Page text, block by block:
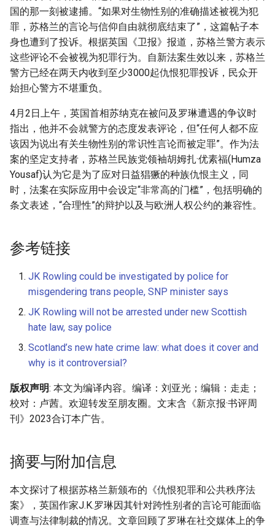
国的那一刻被逮捕。“如果对生物性别的准确描述被视为犯
罪，苏格兰的言论与信仰自由就彻底结束了”，这篇帖子本
身也遭到了投诉。根据英国《卫报》报道，苏格兰警方表示
这些评论不会被视为犯罪行为。自新法案生效以来，苏格兰
警方已经在两天内收到至少3000起仇恨犯罪投诉，民众开
始担心警方不堪重负。
4月2日上午，英国首相苏纳克在被问及罗琳遭遇的争议时
指出，他并不会就警方的态度发表评论，但“任何人都不应
该因为说出有关生物性别的常识性言论而被定罪”。作为法
案的坚定支持者，苏格兰民族党领袖胡姆扎·优素福(Humza
Yousaf)认为它是为了应对日益猖獗的种族仇恨主义，同
时，法案在实际应用中会设定“非常高的门槛”，包括明确的
条文表述，“合理性”的辩护以及与欧洲人权公约的兼容性。
参考链接
JK Rowling could be investigated by police for
misgendering trans people, SNP minister says
JK Rowling will not be arrested under new Scottish
hate law, say police
Scotland’s new hate crime law: what does it cover and
why is it controversial?
版权声明: 本文为编译内容。编译：刘亚光；编辑：走走；
校对：卢茜。欢迎转发至朋友圈。文末含《新京报·书评周
刊》2023合订本广告。
摘要与附加信息
本文探讨了根据苏格兰新颁布的《仇恨犯罪和公共秩序法
案》，英国作家J.K.罗琳因其针对跨性别者的言论可能面临
调查与法律制裁的情况。文章回顾了罗琳在社交媒体上的争